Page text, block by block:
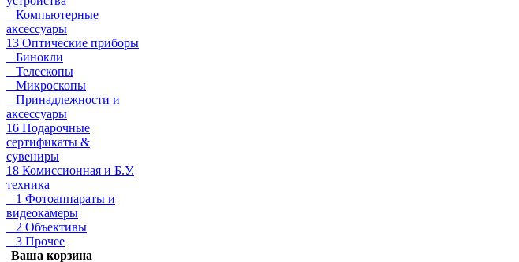
Компьютерные
аксессуары
13 Оптические приборы
Бинокли
Телескопы
Микроскопы
Принадлежности и
аксессуары
16 Подарочные
сертификаты &
сувениры
18 Комиссионная и Б.У.
техника
1 Фотоаппараты и
видеокамеры
2 Объективы
3 Прочее
Ваша корзина